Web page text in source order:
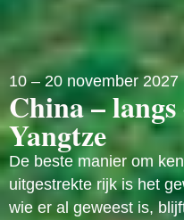
10 – 20 november 2027
China – langs
Yangtze
De beste manier om
uitgestrekte rijk is het
wie er al geweest is,